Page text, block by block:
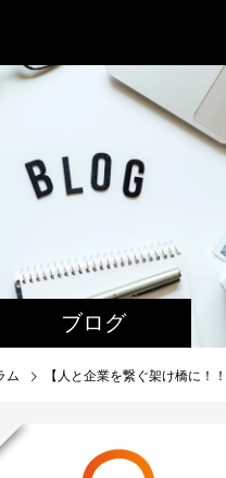
ブログ
ム 【人と企業を繋ぐ架け橋に！！日本ア